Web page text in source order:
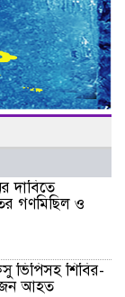
দাবিতে
গণমিছিল ও
ভিপিসহ শিবির-
আহত